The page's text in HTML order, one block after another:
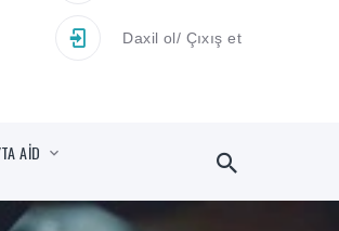
Daxil ol/ Çıxış et
AİD